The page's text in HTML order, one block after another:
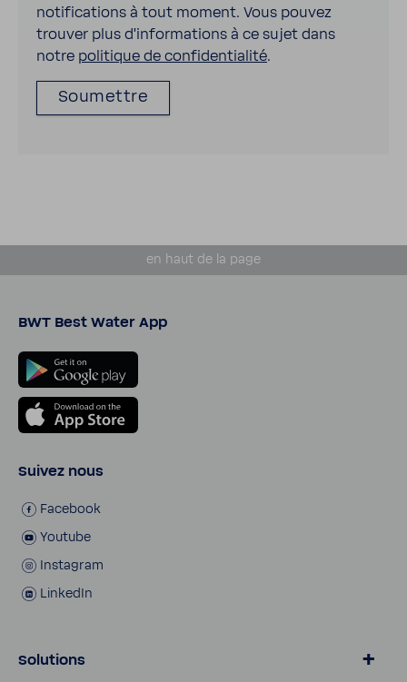
notifications à tout moment. Vous pouvez
trouver plus d'informations à ce sujet dans
notre politique de confidentialité.
en haut de la page
BWT Best Water App
Suivez nous
Face­book
Youtube
Insta­gram
LinkedIn
Solutions